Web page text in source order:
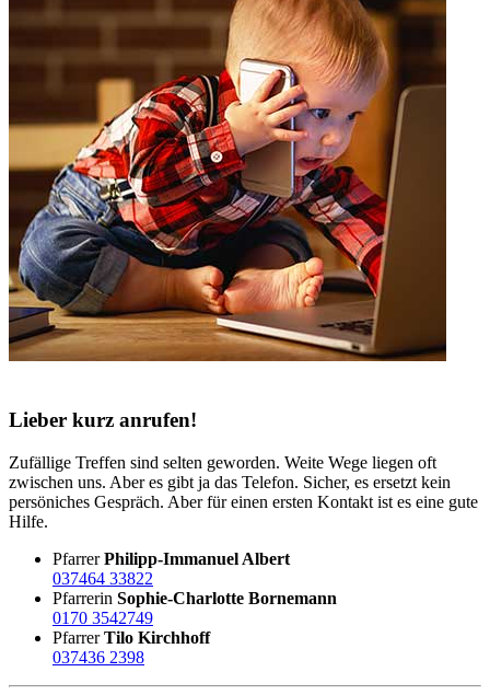
Lieber kurz anrufen!
Zufällige Treffen sind selten geworden. Weite Wege liegen oft
zwischen uns. Aber es gibt ja das Telefon. Sicher, es ersetzt kein
persöniches Gespräch. Aber für einen ersten Kontakt ist es eine gute
Hilfe.
PfarrerPhilipp-Immanuel Albert
037464 33822
Pfarrerin Sophie-Charlotte Bornemann
0170 3542749
PfarrerTilo Kirchhoff
037436 2398